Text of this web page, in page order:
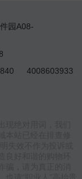
园A08-
4008603933